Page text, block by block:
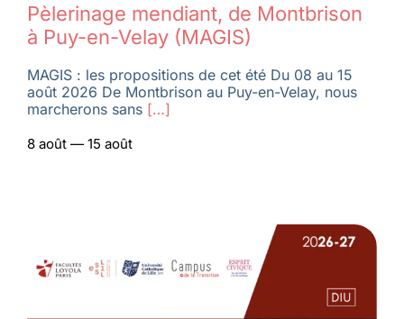
Pèlerinage mendiant, de Montbrison
à Puy-en-Velay (MAGIS)
MAGIS : les propositions de cet été Du 08 au 15
août 2026 De Montbrison au Puy-en-Velay, nous
marcherons sans[…]
8 août — 15 août